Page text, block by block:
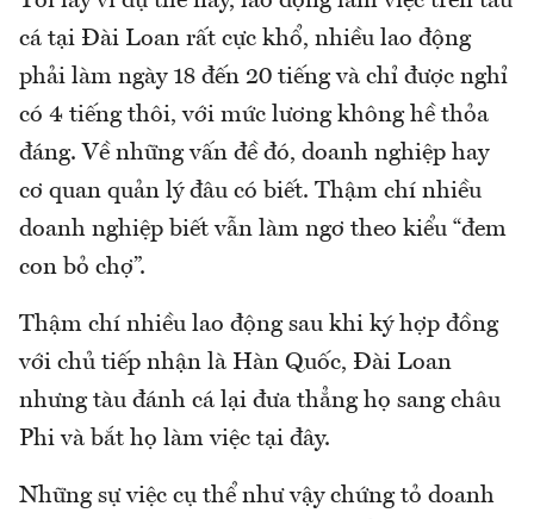
cá tại Đài Loan rất cực khổ, nhiều lao động
phải làm ngày 18 đến 20 tiếng và chỉ được nghỉ
có 4 tiếng thôi, với mức lương không hề thỏa
đáng. Về những vấn đề đó, doanh nghiệp hay
cơ quan quản lý đâu có biết. Thậm chí nhiều
doanh nghiệp biết vẫn làm ngơ theo kiểu “đem
con bỏ chợ”.
Thậm chí nhiều lao động sau khi ký hợp đồng
với chủ tiếp nhận là Hàn Quốc, Đài Loan
nhưng tàu đánh cá lại đưa thẳng họ sang châu
Phi và bắt họ làm việc tại đây.
Những sự việc cụ thể như vậy chứng tỏ doanh